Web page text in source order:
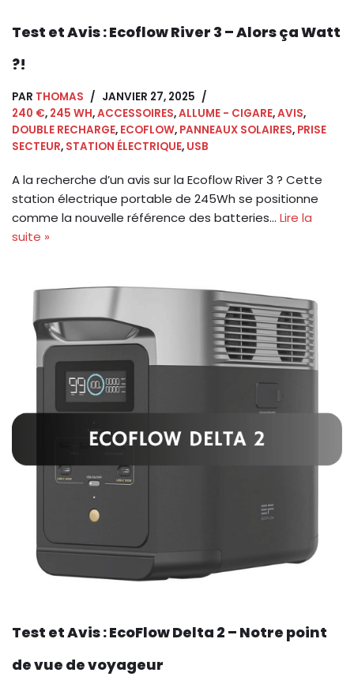
Test et Avis : Ecoflow River 3 – Alors ça Watt
?!
PAR THOMAS
JANVIER 27, 2025
240 €, 245 WH,ACCESSOIRES,ALLUME - CIGARE,AVIS,
DOUBLE RECHARGE, ECOFLOW, PANNEAUX SOLAIRES, PRISE
SECTEUR, STATION ÉLECTRIQUE, USB
A la recherche d’un avis sur la Ecoflow River 3 ? Cette
station électrique portable de 245Wh se positionne
comme la nouvelle référence des batteries… Lire la
suite »
Test et Avis : EcoFlow Delta 2 – Notre point
de vue de voyageur